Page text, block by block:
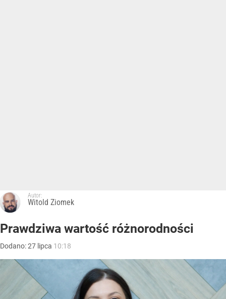
Autor:
Witold Ziomek
Prawdziwa wartość różnorodności
Dodano:27 lipca 10:18